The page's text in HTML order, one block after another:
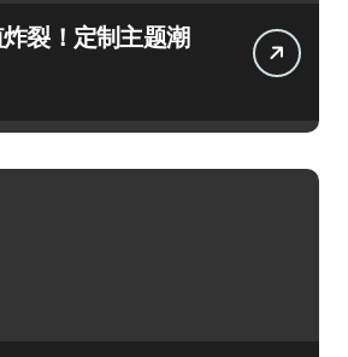
裂！定制主题潮